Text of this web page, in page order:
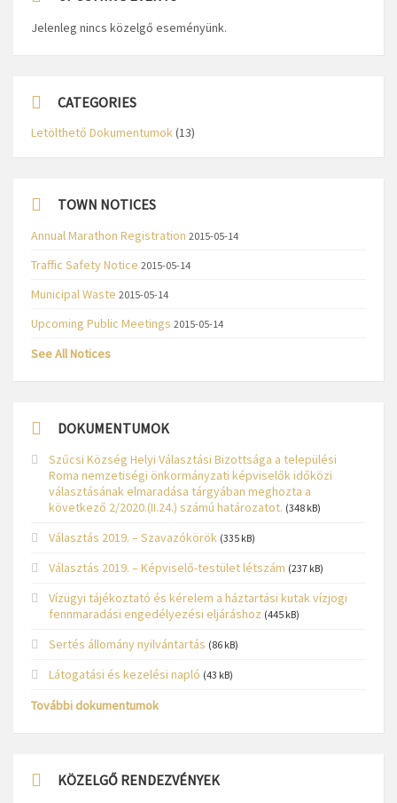
Jelenleg nincs közelgő eseményünk.
CATEGORIES
Letölthető Dokumentumok(13)
TOWN NOTICES
Annual Marathon Registration 2015-05-14
Traffic Safety Notice 2015-05-14
Municipal Waste 2015-05-14
Upcoming Public Meetings 2015-05-14
See All Notices
DOKUMENTUMOK
Szűcsi Község Helyi Választási Bizottsága a települési
Roma nemzetiségi önkormányzati képviselők időközi
választásának elmaradása tárgyában meghozta a
következő 2/2020.(II.24.) számú határozatot. (348 kB)
Választás 2019. – Szavazókörök (335 kB)
Választás 2019. – Képviselő-testület létszám (237 kB)
Vízügyi tájékoztató és kérelem a háztartási kutak vízjogi
fennmaradási engedélyezési eljáráshoz (445 kB)
Sertés állomány nyilvántartás (86 kB)
Látogatási és kezelési napló (43 kB)
További dokumentumok
KÖZELGŐ RENDEZVÉNYEK